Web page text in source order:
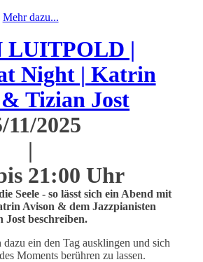
Mehr dazu...
LUITPOLD |
Night | Katrin
Tizian Jost
11/2025
|
21:00 Uhr
Seele - so lässt sich ein Abend mit
Avison & dem Jazzpianisten
Jost beschreiben.
dazu ein den Tag ausklingen und sich
Moments berühren zu lassen.